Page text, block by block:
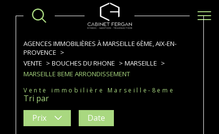
AGENCES IMMOBILIÈRES À MARSEILLE 6ÈME, AIX-EN-
PROVENCE
VENTE
BOUCHES DU RHONE
MARSEILLE
MARSEILLE 8EME ARRONDISSEMENT
Vente immobilière Marseille-8eme
Tri par
Prix
Date